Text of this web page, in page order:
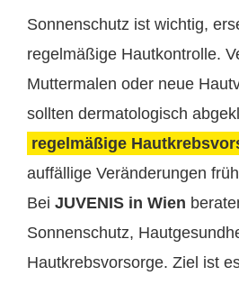
Sonnenschutz ist wichtig,
regelmäßige Hautkontrolle.
Muttermalen oder neue
sollten dermatologisch
regelmäßige
auffällige Veränderungen
Bei JUVENIS in Wien
Sonnenschutz,
Hautkrebsvorsorge. Ziel ist